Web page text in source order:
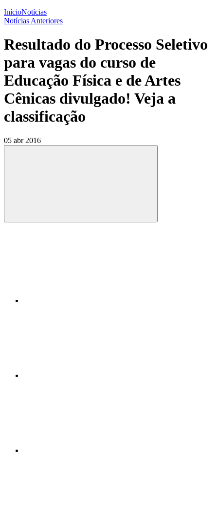
InícioNotícias
Notícias Anteriores
Resultado do Processo Seletivo
para vagas do curso de
Educação Física e de Artes
Cênicas divulgado! Veja a
classificação
05 abr 2016
Compartilhar